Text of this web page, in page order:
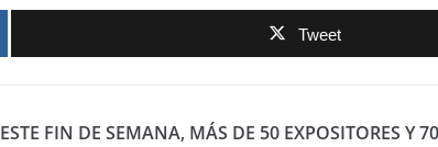
Tweet
ESTE FIN DE SEMANA, MÁS DE 50 EXPOSITORES Y